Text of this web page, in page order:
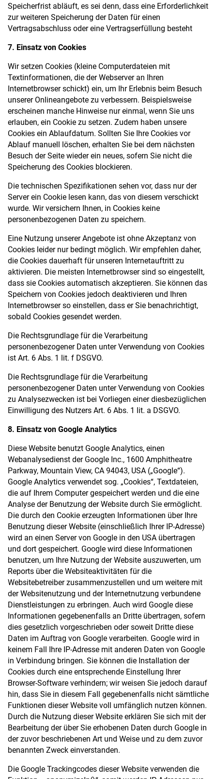
Speicherfrist abläuft, es sei denn, dass eine Erforderlichkeit
zur weiteren Speicherung der Daten für einen
Vertragsabschluss oder eine Vertragserfüllung besteht
7. Einsatz von Cookies
Wir setzen Cookies (kleine Computerdateien mit
Textinformationen, die der Webserver an Ihren
Internetbrowser schickt) ein, um Ihr Erlebnis beim Besuch
unserer Onlineangebote zu verbessern. Beispielsweise
erscheinen manche Hinweise nur einmal, wenn Sie uns
erlauben, ein Cookie zu setzen. Zudem haben unsere
Cookies ein Ablaufdatum. Sollten Sie Ihre Cookies vor
Ablauf manuell löschen, erhalten Sie bei dem nächsten
Besuch der Seite wieder ein neues, sofern Sie nicht die
Speicherung des Cookies blockieren.
Die technischen Spezifikationen sehen vor, dass nur der
Server ein Cookie lesen kann, das von diesem verschickt
wurde. Wir versichern Ihnen, in Cookies keine
personenbezogenen Daten zu speichern.
Eine Nutzung unserer Angebote ist ohne Akzeptanz von
Cookies leider nur bedingt möglich. Wir empfehlen daher,
die Cookies dauerhaft für unseren Internetauftritt zu
aktivieren. Die meisten Internetbrowser sind so eingestellt,
dass sie Cookies automatisch akzeptieren. Sie können das
Speichern von Cookies jedoch deaktivieren und Ihren
Internetbrowser so einstellen, dass er Sie benachrichtigt,
sobald Cookies gesendet werden.
Die Rechtsgrundlage für die Verarbeitung
personenbezogener Daten unter Verwendung von Cookies
ist Art. 6 Abs. 1 lit. f DSGVO.
Die Rechtsgrundlage für die Verarbeitung
personenbezogener Daten unter Verwendung von Cookies
zu Analysezwecken ist bei Vorliegen einer diesbezüglichen
Einwilligung des Nutzers Art. 6 Abs. 1 lit. a DSGVO.
8. Einsatz von Google Analytics
Diese Website benutzt Google Analytics, einen
Webanalysedienst der Google Inc., 1600 Amphitheatre
Parkway, Mountain View, CA 94043, USA („Google“).
Google Analytics verwendet sog. „Cookies“, Textdateien,
die auf Ihrem Computer gespeichert werden und die eine
Analyse der Benutzung der Website durch Sie ermöglicht.
Die durch den Cookie erzeugten Informationen über Ihre
Benutzung dieser Website (einschließlich Ihrer IP-Adresse)
wird an einen Server von Google in den USA übertragen
und dort gespeichert. Google wird diese Informationen
benutzen, um Ihre Nutzung der Website auszuwerten, um
Reports über die Websiteaktivitäten für die
Websitebetreiber zusammenzustellen und um weitere mit
der Websitenutzung und der Internetnutzung verbundene
Dienstleistungen zu erbringen. Auch wird Google diese
Informationen gegebenenfalls an Dritte übertragen, sofern
dies gesetzlich vorgeschrieben oder soweit Dritte diese
Daten im Auftrag von Google verarbeiten. Google wird in
keinem Fall Ihre IP-Adresse mit anderen Daten von Google
in Verbindung bringen. Sie können die Installation der
Cookies durch eine entsprechende Einstellung Ihrer
Browser-Software verhindern; wir weisen Sie jedoch darauf
hin, dass Sie in diesem Fall gegebenenfalls nicht sämtliche
Funktionen dieser Website voll umfänglich nutzen können.
Durch die Nutzung dieser Website erklären Sie sich mit der
Bearbeitung der über Sie erhobenen Daten durch Google in
der zuvor beschriebenen Art und Weise und zu dem zuvor
benannten Zweck einverstanden.
Die Google Trackingcodes dieser Website verwenden die